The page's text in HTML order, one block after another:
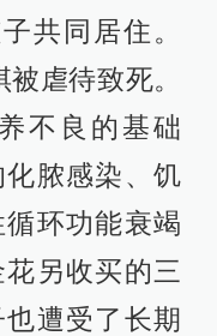
共同居住。
虐待致死。
不良的基础
化脓感染、饥
环功能衰竭
另收买的三
遭受了长期